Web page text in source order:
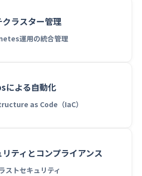
クラスター管理
運用の統合管理
による自動化
as Code（IaC）
ティとコンプライアンス
ストセキュリティ